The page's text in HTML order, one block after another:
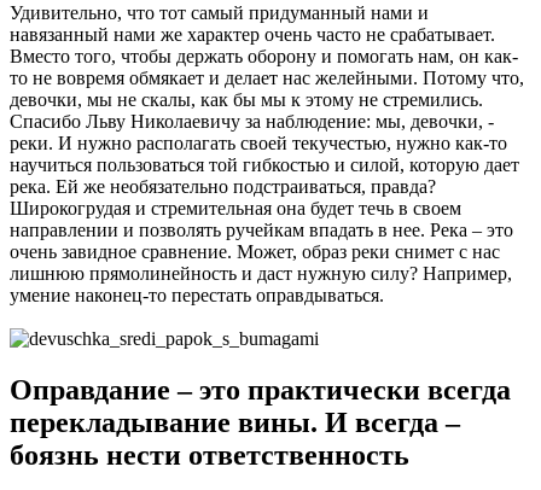
Удивительно, что тот самый придуманный нами и
навязанный нами же характер очень часто не срабатывает.
Вместо того, чтобы держать оборону и помогать нам, он как-
то не вовремя обмякает и делает нас желейными. Потому что,
девочки, мы не скалы, как бы мы к этому не стремились.
Спасибо Льву Николаевичу за наблюдение: мы, девочки, -
реки. И нужно располагать своей текучестью, нужно как-то
научиться пользоваться той гибкостью и силой, которую дает
река. Ей же необязательно подстраиваться, правда?
Широкогрудая и стремительная она будет течь в своем
направлении и позволять ручейкам впадать в нее. Река – это
очень завидное сравнение. Может, образ реки снимет с нас
лишнюю прямолинейность и даст нужную силу? Например,
умение наконец-то перестать оправдываться.
Оправдание – это практически всегда
перекладывание вины. И всегда –
боязнь нести ответственность